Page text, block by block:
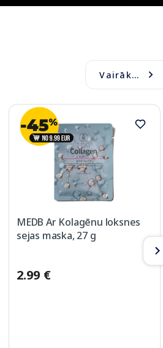
Vairāk...
MEDB Ar Kolagēnu loksnes
sejas maska, 27 g
2.99 €